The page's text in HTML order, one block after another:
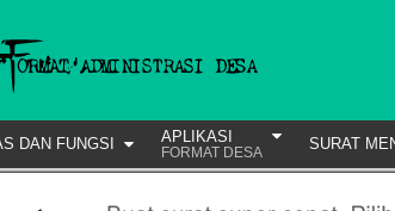
DAN FUNGSI APLIKASI
FORMAT DESA SURAT